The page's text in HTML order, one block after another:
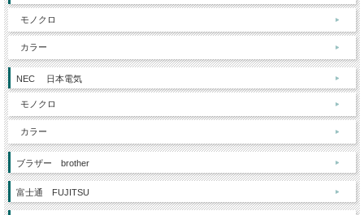
モノクロ
カラー
NEC 日本電気
モノクロ
カラー
ブラザー brother
富士通 FUJITSU